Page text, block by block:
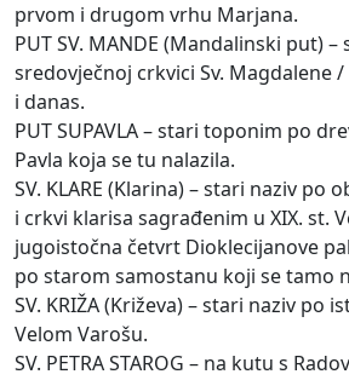
prvom i drugom vrhu Marjana.
PUT SV. MANDE (Mandalinski put)
sredovječnoj crkvici Sv. Magdalene
i danas.
PUT SUPAVLA – stari toponim po
Pavla koja se tu nalazila.
SV. KLARE (Klarina) – stari naziv po
i crkvi klarisa sagrađenim u XIX. st.
jugoistočna četvrt Dioklecijanove
po starom samostanu koji se tamo
SV. KRIŽA (Križeva) – stari naziv po
Velom Varošu.
SV. PETRA STAROG – na kutu s